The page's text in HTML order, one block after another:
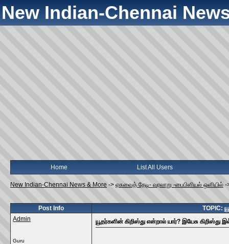
New Indian-Chennai
Home List All Users
New Indian-Chennai News & More -> ஏசுவைத் தேடி- வரலாறு -பைபிளியல் ஒளியில் -
Post Info
TOPIC:
Admin
Guru
யூதர்களின் கிறிஸ்து என்றால் யார்? இயேசு கிறிஸ்து